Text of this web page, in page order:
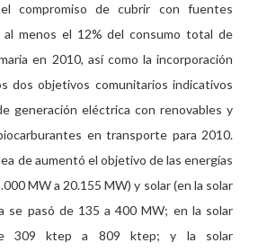
compromiso de cubrir con fuentes
al menos el 12% del consumo total de
en 2010, así como la incorporación
dos objetivos comunitarios indicativos
generación eléctrica con renovables y
en transporte para 2010.
de aumentó el objetivo de las energías
MW a 20.155 MW) y solar (en la solar
se pasó de 135 a 400 MW; en la solar
309 ktep a 809 ktep; y la solar